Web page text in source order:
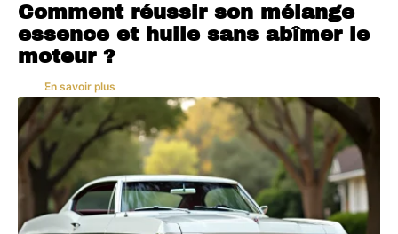
Comment réussir son mélange
essence et huile sans abîmer le
moteur ?
En savoir plus